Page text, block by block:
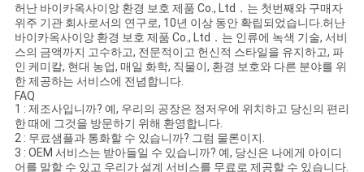
허난 바이카옥사이앙 환경 보호 제품 Co., Ltd．는 첫번째와 구매자
위주 기관 회사로서의 연구로, 10년 이상 동안 확립되었습니다.허난
바이카옥사이앙 환경 보호 제품 Co., Ltd．는 인류에 녹색 기술, 서비
스의 금액까지 고수하고, 전문적이고 헌신적 스타일을 유지하고, 파
인 케미칼, 현대 농업, 매일 화학, 직물이, 환경 보호와 다른 분야를 위
한 제공하는 서비스에 전념합니다.
FAQ
1 : 제조사입니까? 예, 우리의 공장은 정저우에 위치하고 당신의 편리
한 때에 그것을 방문하기 위해 환영합니다.
2 : 무료샘플과 통화할 수 있습니까? 그럼 물론이지.
3 : OEM 서비스는 받아들일 수 있습니까? 예, 당신은 나에게 아이디
어를 말할 수 있고 우리가 설계 서비스를 무료로 제공할 수 있습니다.